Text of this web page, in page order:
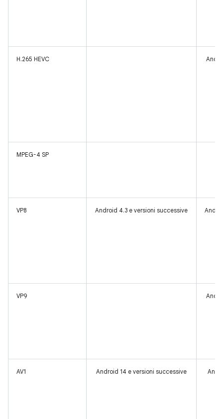
H.265 HEVC
MPEG-4 SP
VP8 Android 4.3 e versioni successive
VP9
AV1 Android 14 e versioni successive